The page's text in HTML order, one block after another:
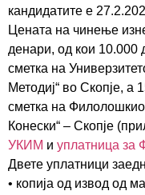
кандидатите е
Цената на чинење
денари, од кои 10.000
сметка на
Методиј“ во Скопје, а
сметка на
Конески“ – Скопје
УКИМ и уплатница за
Двете уплатници
• копија од извод од